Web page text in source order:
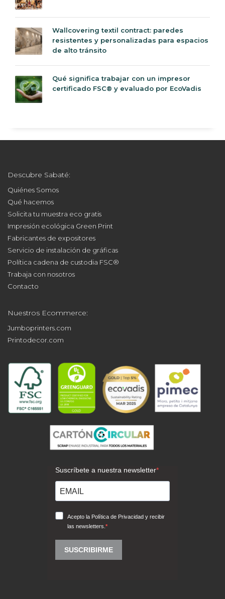
Wallcovering textil contract: paredes
resistentes y personalizadas para espacios
de alto tránsito
Qué significa trabajar con un impresor
certificado FSC® y evaluado por EcoVadis
Descubre Sabaté:
Quiénes Somos
Qué hacemos
Solicita tu muestra eco gratis
Impresión ecológica Green Print
Fabricantes de expositores
Servicio de instalación de gráficas
Política cadena de custodia FSC®
Trabaja con nosotros
Contacto
Nuestros Ecommerce:
Jumboprinters.com
Printodecor.com